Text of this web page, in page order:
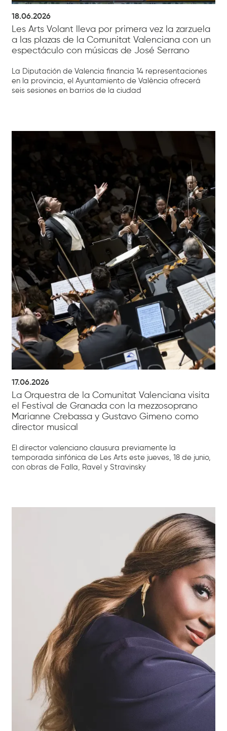
18.06.2026
Les Arts Volant lleva por primera vez la zarzuela
a las plazas de la Comunitat Valenciana con un
espectáculo con músicas de José Serrano
La Diputación de Valencia financia 14 representaciones
en la provincia, el Ayuntamiento de València ofrecerá
seis sesiones en barrios de la ciudad
17.06.2026
La Orquestra de la Comunitat Valenciana visita
el Festival de Granada con la mezzosoprano
Marianne Crebassa y Gustavo Gimeno como
director musical
El director valenciano clausura previamente la
temporada sinfónica de Les Arts este jueves, 18 de junio,
con obras de Falla, Ravel y Stravinsky